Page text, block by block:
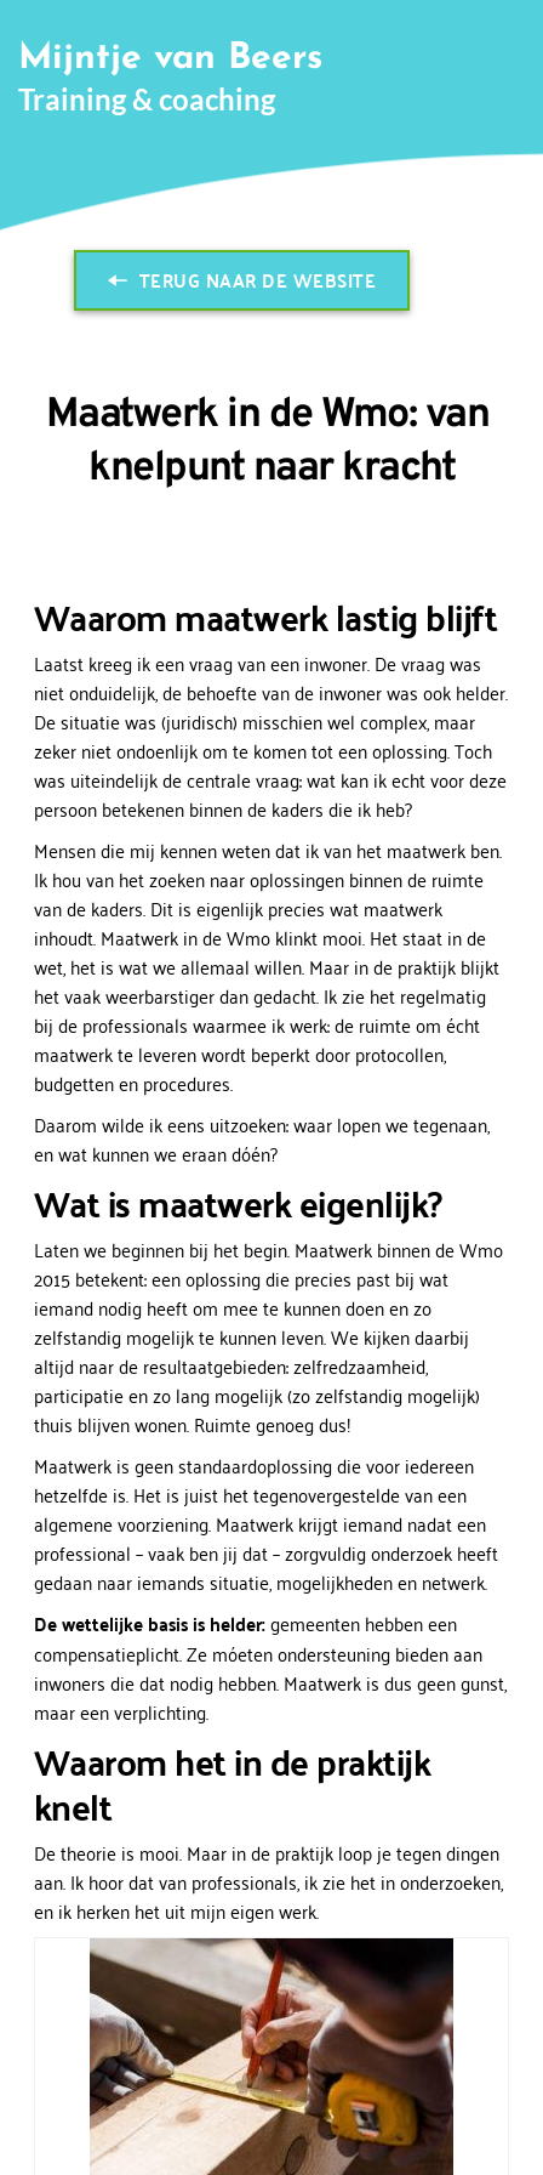
Mijntje van Beers
Training & coaching
TERUG NAAR DE WEBSITE
Maatwerk in de Wmo: van
knelpunt naar kracht
Waarom maatwerk lastig blijft
Laatst kreeg ik een vraag van een inwoner. De vraag was
niet onduidelijk, de behoefte van de inwoner was ook helder.
De situatie was (juridisch) misschien wel complex, maar
zeker niet ondoenlijk om te komen tot een oplossing. Toch
was uiteindelijk de centrale vraag: wat kan ik echt voor deze
persoon betekenen binnen de kaders die ik heb?
Mensen die mij kennen weten dat ik van het maatwerk ben.
Ik hou van het zoeken naar oplossingen binnen de ruimte
van de kaders. Dit is eigenlijk precies wat maatwerk
inhoudt. Maatwerk in de Wmo klinkt mooi. Het staat in de
wet, het is wat we allemaal willen. Maar in de praktijk blijkt
het vaak weerbarstiger dan gedacht. Ik zie het regelmatig
bij de professionals waarmee ik werk: de ruimte om écht
maatwerk te leveren wordt beperkt door protocollen,
budgetten en procedures.
Daarom wilde ik eens uitzoeken: waar lopen we tegenaan,
en wat kunnen we eraan dóén?
Wat is maatwerk eigenlijk?
Laten we beginnen bij het begin. Maatwerk binnen de Wmo
2015 betekent: een oplossing die precies past bij wat
iemand nodig heeft om mee te kunnen doen en zo
zelfstandig mogelijk te kunnen leven. We kijken daarbij
altijd naar de resultaatgebieden: zelfredzaamheid,
participatie en zo lang mogelijk (zo zelfstandig mogelijk)
thuis blijven wonen. Ruimte genoeg dus!
Maatwerk is geen standaardoplossing die voor iedereen
hetzelfde is. Het is juist het tegenovergestelde van een
algemene voorziening. Maatwerk krijgt iemand nadat een
professional – vaak ben jij dat – zorgvuldig onderzoek heeft
gedaan naar iemands situatie, mogelijkheden en netwerk.
De wettelijke basis is helder:gemeenten hebben een
compensatieplicht. Ze móeten ondersteuning bieden aan
inwoners die dat nodig hebben. Maatwerk is dus geen gunst,
maar een verplichting.
Waarom het in de praktijk
knelt
De theorie is mooi. Maar in de praktijk loop je tegen dingen
aan. Ik hoor dat van professionals, ik zie het in onderzoeken,
en ik herken het uit mijn eigen werk.